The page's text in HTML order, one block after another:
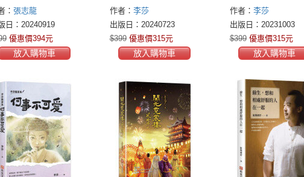
術講堂創辦人張
，從歌德、赫曼
到村上春樹，掌
西洋文學的時代脈
、內涵與魅力
： 張志龍
日：20240919
優惠價394元
放入購物車
才女李莎，最新代表
作，28萬字的視覺打
造，四篇靈與魔交織
情仇的故事）
作者： 李莎
出版日：20240723
$399 優惠價315元
放入購物車
作者： 李莎
出版日：20231003
$399 優惠價315元
放入購物車